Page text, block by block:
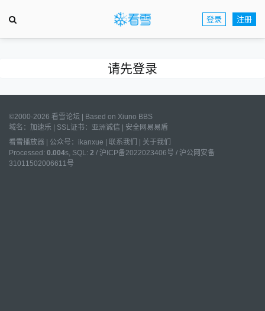
登录 注册
请先登录
©2000-2026 看雪论坛 | Based on Xiuno BBS
域名： 加速乐 | SSL证书： 亚洲诚信
安全网易易盾
看雪播放器
公众号：ikanxue 联系我们
关于我们
Processed: 0.004s, SQL: 2 / 沪ICP备2022023406号 / 沪公网安备
31011502006611号